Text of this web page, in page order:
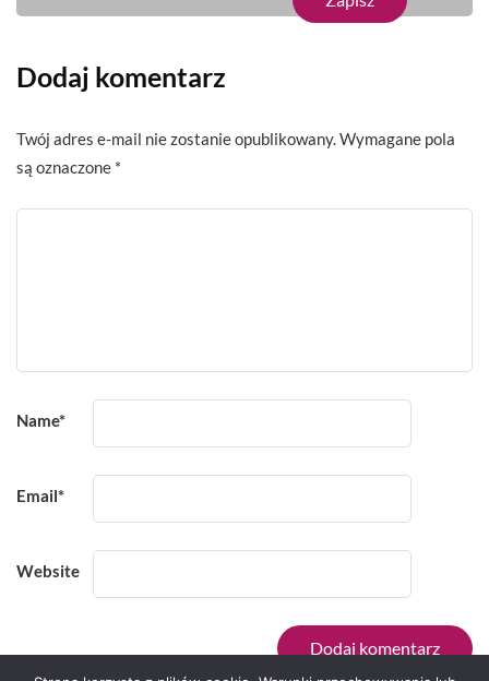
Dodaj komentarz
Twój adres e-mail nie zostanie opublikowany. Wymagane pola
są oznaczone *
Name*
Email*
Website